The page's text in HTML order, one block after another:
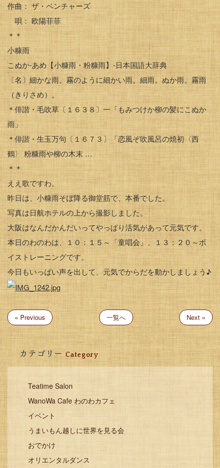
作曲： ザ・ベンチャーズ
唄： 欧陽菲菲
＊＊
小糠雨
こぬか‐あめ【小糠雨・粉糠雨】-日本国語大辞典
〔名〕細かな雨。霧のように細かい雨。細雨。ぬか雨。霧雨
（きりさめ）。
＊俳諧・毛吹草〔１６３８〕一「もみつけか柳の髪にこぬか
雨」
＊俳諧・生玉万句〔１６７３〕「恋風ぞ吹風呂の焼初〈西
鶴〉 粉糠雨や柳の木末 …
＊＊
ええ歌ですわ。
昨日は、小糠雨そぼ降る御堂筋で、本番でした。
写真は日航ホテルの上から撮影しました。
大阪はなんだかんだいってやっぱり活気があって元気です。
本日のわのわは、１０：１５～「童唱会」、１３：２０～ボ
イストレーニングです。
今日もいっぱい声を出して、元気でからだを動かしましょう♪
« Previous 一覧へ Next »
カテゴリー Category
Teatime Salon
WanoWa Cafe わのわカフェ
イベント
うまいもん越しに世界を見る会
おでかけ
オリエンタルダンス